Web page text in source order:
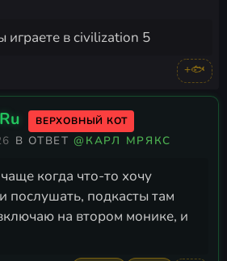
играете в civilization 5
+🐟
ВЕРХОВНЫЙ КОТ
В ОТВЕТ@КАРЛ МРЯКС
когда что-то хочу
послушать, подкасты там
на втором монике, и